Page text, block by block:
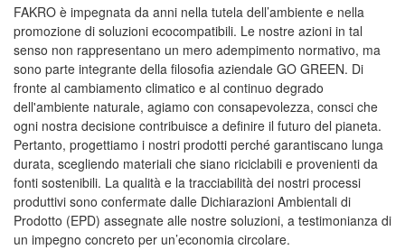
FAKRO è impegnata da anni nella tutela dell’ambiente e nella
promozione di soluzioni ecocompatibili. Le nostre azioni in tal
senso non rappresentano un mero adempimento normativo, ma
sono parte integrante della filosofia aziendale GO GREEN. Di
fronte al cambiamento climatico e al continuo degrado
dell'ambiente naturale, agiamo con consapevolezza, consci che
ogni nostra decisione contribuisce a definire il futuro del pianeta.
Pertanto, progettiamo i nostri prodotti perché garantiscano lunga
durata, scegliendo materiali che siano riciclabili e provenienti da
fonti sostenibili. La qualità e la tracciabilità dei nostri processi
produttivi sono confermate dalle Dichiarazioni Ambientali di
Prodotto (EPD) assegnate alle nostre soluzioni, a testimonianza di
un impegno concreto per un’economia circolare.